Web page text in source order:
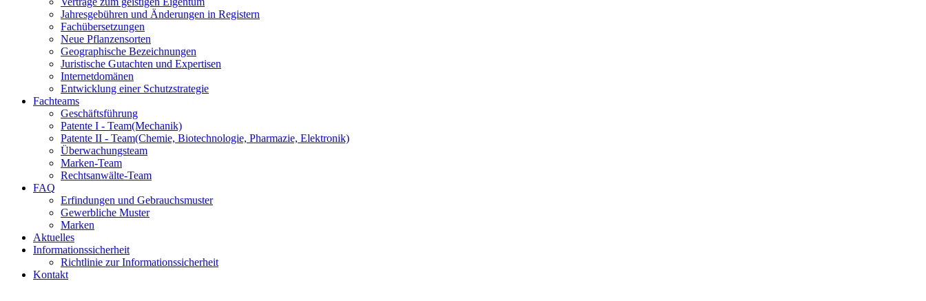
Jahresgebühren und Änderungen in Registern
Fachübersetzungen
Neue Pflanzensorten
Geographische Bezeichnungen
Juristische Gutachten und Expertisen
Internetdomänen
Entwicklung einer Schutzstrategie
Fachteams
Geschäftsführung
Patente I - Team(Mechanik)
Patente II - Team(Chemie, Biotechnologie, Pharmazie, Elektronik)
Überwachungsteam
Marken-Team
Rechtsanwälte-Team
FAQ
Erfindungen und Gebrauchsmuster
Gewerbliche Muster
Marken
Aktuelles
Informationssicherheit
Richtlinie zur Informationssicherheit
Kontakt